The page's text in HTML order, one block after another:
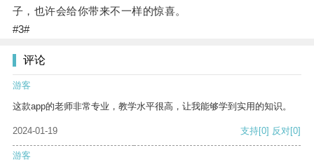
子，也许会给你带来不一样的惊喜。
#3#
评论
游客
这款app的老师非常专业，教学水平很高，让我能够学到实用的知识。
2024-01-19 支持[0] 反对[0]
游客